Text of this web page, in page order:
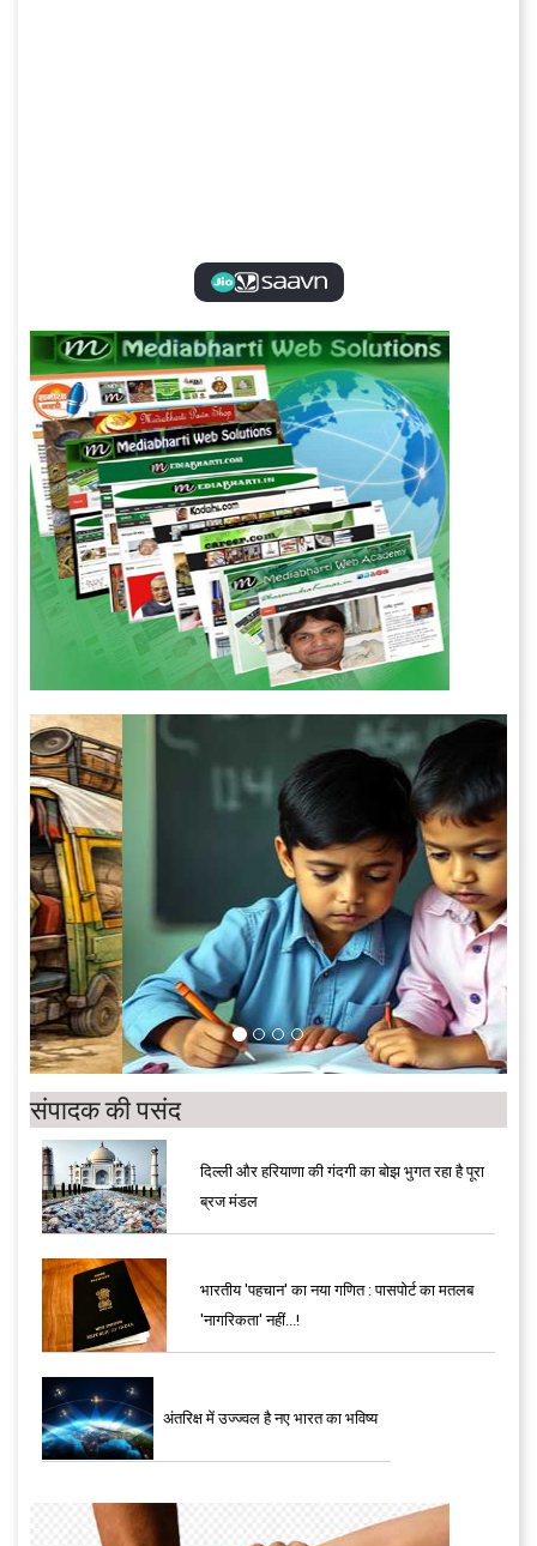
संपादक की पसंद
दिल्ली और हरियाणा की गंदगी का बोझ भुगत रहा है पूरा
ब्रज मंडल
भारतीय 'पहचान' का नया गणित : पासपोर्ट का मतलब
'नागरिकता' नहीं...!
अंतरिक्ष में उज्ज्वल है नए भारत का भविष्य